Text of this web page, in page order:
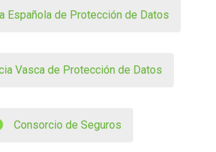
Española de Protección de Datos
Vasca de Protección de Datos
Consorcio de Seguros